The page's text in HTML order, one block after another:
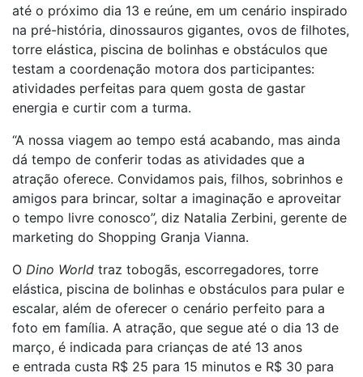
até o próximo dia 13 e reúne, em um cenário inspirado
na pré-história, dinossauros gigantes, ovos de filhotes,
torre elástica, piscina de bolinhas e obstáculos que
testam a coordenação motora dos participantes:
atividades perfeitas para quem gosta de gastar
energia e curtir com a turma.
“A nossa viagem ao tempo está acabando, mas ainda
dá tempo de conferir todas as atividades que a
atração oferece. Convidamos pais, filhos, sobrinhos e
amigos para brincar, soltar a imaginação e aproveitar
o tempo livre conosco”, diz Natalia Zerbini, gerente de
marketing do Shopping Granja Vianna.
O Dino World traz tobogãs, escorregadores, torre
elástica, piscina de bolinhas e obstáculos para pular e
escalar, além de oferecer o cenário perfeito para a
foto em família. A atração, que segue até o dia 13 de
março, é indicada para crianças de até 13 anos
e entrada custa R$ 25 para 15 minutos e R$ 30 para